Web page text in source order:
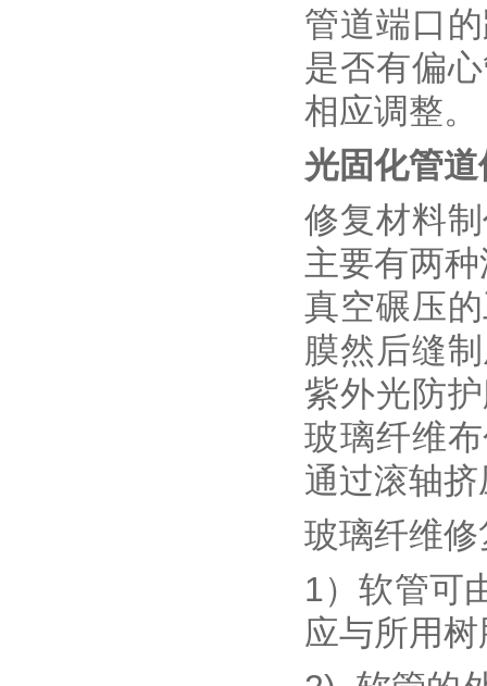
管道端口
是否有偏
相应调整。
光固化管
修复材料
主要有两
真空碾压
膜然后缝
紫外光防
玻璃纤维
通过滚轴
玻璃纤维
1）软管可
应与所用